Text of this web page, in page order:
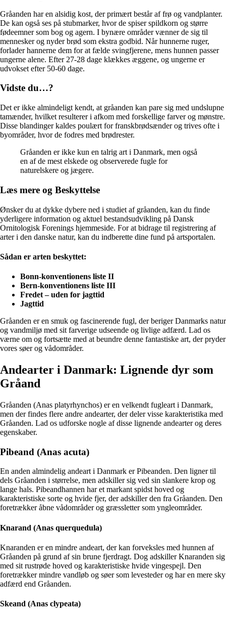
Gråanden har en alsidig kost, der primært består af frø og vandplanter.
De kan også ses på stubmarker, hvor de spiser spildkorn og større
fødeemner som bog og agern. I bynære områder vænner de sig til
mennesker og nyder brød som ekstra godbid. Når hunnerne ruger,
forlader hannerne dem for at fælde svingfjerene, mens hunnen passer
ungerne alene. Efter 27-28 dage klækkes æggene, og ungerne er
udvokset efter 50-60 dage.
Vidste du…?
Det er ikke almindeligt kendt, at gråanden kan pare sig med undslupne
tamænder, hvilket resulterer i afkom med forskellige farver og mønstre.
Disse blandinger kaldes poulært for franskbrødsænder og trives ofte i
byområder, hvor de fodres med brødrester.
Gråanden er ikke kun en talrig art i Danmark, men også
en af de mest elskede og observerede fugle for
naturelskere og jægere.
Læs mere og Beskyttelse
Ønsker du at dykke dybere ned i studiet af gråanden, kan du finde
yderligere information og aktuel bestandsudvikling på Dansk
Ornitologisk Forenings hjemmeside. For at bidrage til registrering af
arter i den danske natur, kan du indberette dine fund på artsportalen.
Sådan er arten beskyttet:
Bonn-konventionens liste II
Bern-konventionens liste III
Fredet – uden for jagttid
Jagttid
Gråanden er en smuk og fascinerende fugl, der beriger Danmarks natur
og vandmiljø med sit farverige udseende og livlige adfærd. Lad os
værne om og fortsætte med at beundre denne fantastiske art, der pryder
vores søer og vådområder.
Andearter i Danmark: Lignende dyr som
Gråand
Gråanden (Anas platyrhynchos) er en velkendt fugleart i Danmark,
men der findes flere andre andearter, der deler visse karakteristika med
Gråanden. Lad os udforske nogle af disse lignende andearter og deres
egenskaber.
Pibeand (Anas acuta)
En anden almindelig andeart i Danmark er Pibeanden. Den ligner til
dels Gråanden i størrelse, men adskiller sig ved sin slankere krop og
lange hals. Pibeandhannen har et markant spidst hoved og
karakteristiske sorte og hvide fjer, der adskiller den fra Gråanden. Den
foretrækker åbne vådområder og græssletter som yngleområder.
Knarand (Anas querquedula)
Knaranden er en mindre andeart, der kan forveksles med hunnen af
Gråanden på grund af sin brune fjerdragt. Dog adskiller Knaranden sig
med sit rustrøde hoved og karakteristiske hvide vingespejl. Den
foretrækker mindre vandløb og søer som levesteder og har en mere sky
adfærd end Gråanden.
Skeand (Anas clypeata)